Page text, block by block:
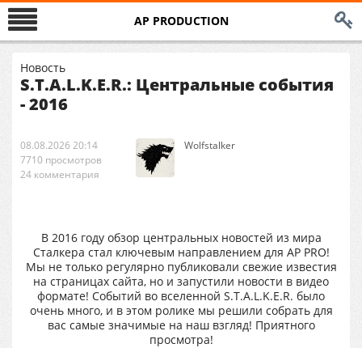
AP PRODUCTION
Новость
S.T.A.L.K.E.R.: Центральные события
- 2016
08.08.2026 20:14
7710 просмотров
24 комментария
Wolfstalker
В 2016 году обзор центральных новостей из мира
Сталкера стал ключевым направлением для AP PRO!
Мы не только регулярно публиковали свежие известия
на страницах сайта, но и запустили новости в видео
формате! Событий во вселенной S.T.A.L.K.E.R. было
очень много, и в этом ролике мы решили собрать для
вас самые значимые на наш взгляд! Приятного
просмотра!